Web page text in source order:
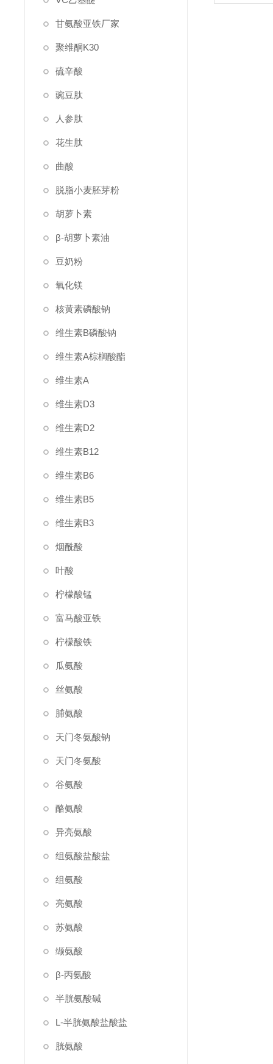
甘氨酸亚铁厂家
聚维酮K30
硫辛酸
豌豆肽
人参肽
花生肽
曲酸
脱脂小麦胚芽粉
胡萝卜素
β-胡萝卜素油
豆奶粉
氧化镁
核黄素磷酸钠
维生素B磷酸钠
维生素A棕榈酸酯
维生素A
维生素D3
维生素D2
维生素B12
维生素B6
维生素B5
维生素B3
烟酰酸
叶酸
柠檬酸锰
富马酸亚铁
柠檬酸铁
瓜氨酸
丝氨酸
脯氨酸
天门冬氨酸钠
天门冬氨酸
谷氨酸
酪氨酸
异亮氨酸
组氨酸盐酸盐
组氨酸
亮氨酸
苏氨酸
缬氨酸
β-丙氨酸
半胱氨酸碱
L-半胱氨酸盐酸盐
胱氨酸